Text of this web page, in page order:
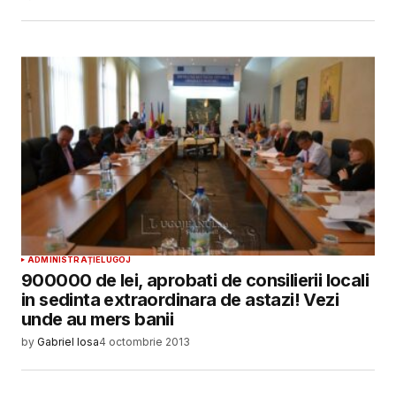
acest navigator pentru data viitoare când o să
comentez.
SUBMIT COMMENT
ADMINISTRAȚIELUGOJ
900000 de lei, aprobati de consilierii locali
in sedinta extraordinara de astazi! Vezi
unde au mers banii
by Gabriel Iosa4 octombrie 2013